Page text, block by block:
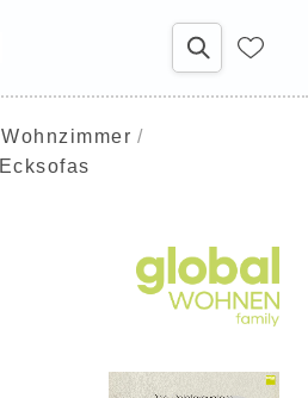
Wohnzimmer
Ecksofas